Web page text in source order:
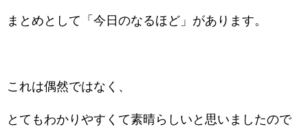
まとめとして「今日のなるほど」があります。
これは偶然ではなく、
とてもわかりやすくて素晴らしいと思いましたので